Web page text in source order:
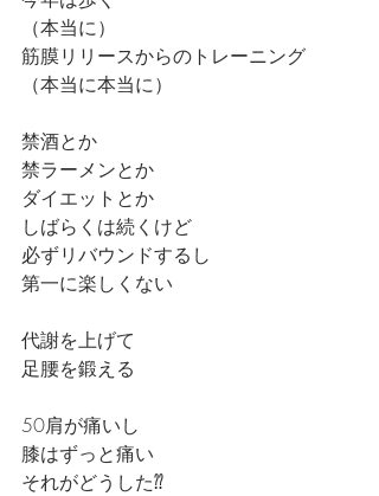
（本当に）
筋膜リリースからのトレーニング
（本当に本当に）
禁酒とか
禁ラーメンとか
ダイエットとか
しばらくは続くけど
必ずリバウンドするし
第一に楽しくない
代謝を上げて
足腰を鍛える
50肩が痛いし
膝はずっと痛い
それがどうした⁇